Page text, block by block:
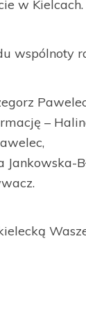
w Kielcach.
wspólnoty
–
Jankowska-